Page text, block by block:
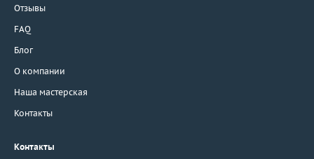
Corsi
Crivelli
Dada Arrigoni
Damiani
Отзывы
FAQ
Блог
О компании
Наша мастерская
Контакты
Контакты